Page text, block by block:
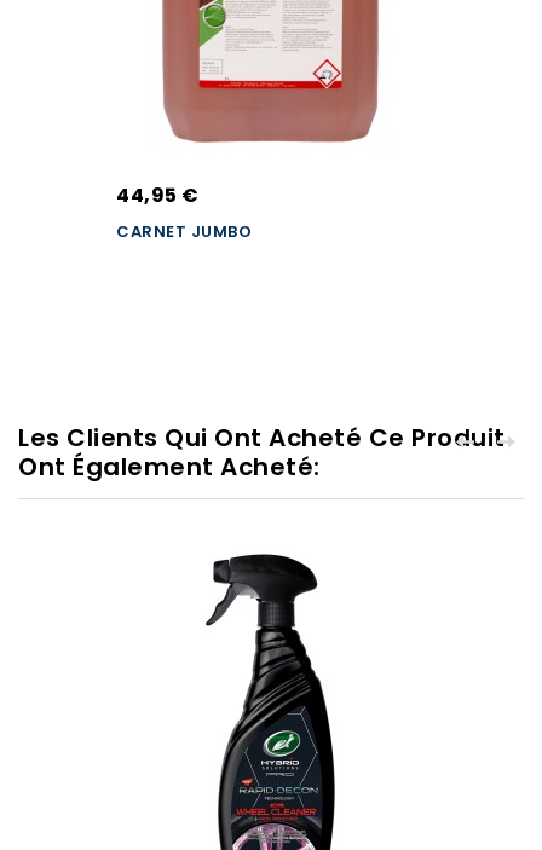
44,95 €
CARNET JUMBO
Les Clients Qui Ont Acheté Ce Produit
Ont Également Acheté: